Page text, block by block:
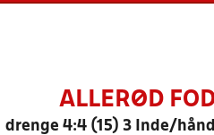
ALLERØD
drenge 4:4 (15) 3 Inde/